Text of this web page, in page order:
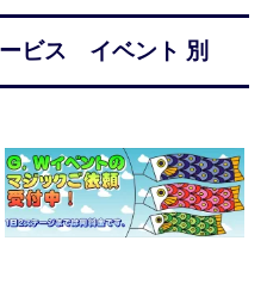
ビス イベント 別